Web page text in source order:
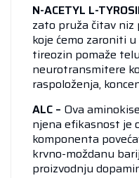
N-ACETYL L-
zato pruža čitav
koje ćemo zaroniti
tireozin pomaže
neurotransmitere
raspoloženja,
ALC – Ova
njena efikasnost je
komponenta
krvno-moždanu
proizvodnju